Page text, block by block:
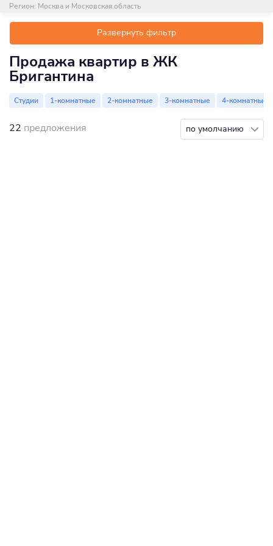
Регион: Москва и Московская область
Развернуть фильтр
Продажа квартир в ЖК
Бригантина
Студии 1-комнатные 2-комнатные 3-комнатные 4-комнатные
22 предложения по умолчанию